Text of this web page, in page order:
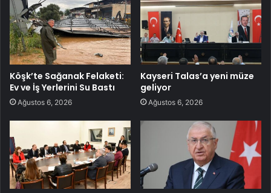
Köşk’te Sağanak Felaketi:
Ev ve İş Yerlerini Su Bastı
Ağustos 6, 2026
Kayseri Talas’a yeni müze
geliyor
Ağustos 6, 2026